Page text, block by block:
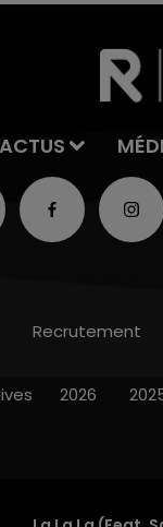
ACTUS
Recrutement
2026